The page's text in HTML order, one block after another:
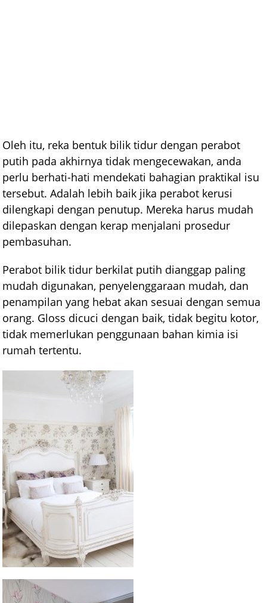
Oleh itu, reka bentuk bilik tidur dengan perabot
putih pada akhirnya tidak mengecewakan, anda
perlu berhati-hati mendekati bahagian praktikal isu
tersebut. Adalah lebih baik jika perabot kerusi
dilengkapi dengan penutup. Mereka harus mudah
dilepaskan dengan kerap menjalani prosedur
pembasuhan.
Perabot bilik tidur berkilat putih dianggap paling
mudah digunakan, penyelenggaraan mudah, dan
penampilan yang hebat akan sesuai dengan semua
orang. Gloss dicuci dengan baik, tidak begitu kotor,
tidak memerlukan penggunaan bahan kimia isi
rumah tertentu.